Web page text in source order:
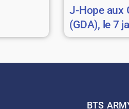
J-Hope aux
(GDA), le 7
BTS